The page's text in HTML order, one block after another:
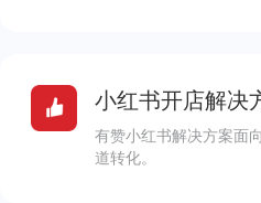
小红书开店解决
有赞小红书解决方案面
道转化。